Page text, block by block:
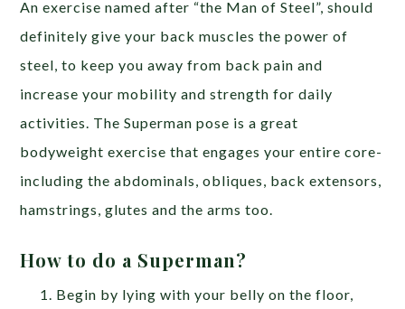
An exercise named after “the Man of Steel”, should
definitely give your back muscles the power of
steel, to keep you away from back pain and
increase your mobility and strength for daily
activities. The Superman pose is a great
bodyweight exercise that engages your entire core-
including the abdominals, obliques, back extensors,
hamstrings, glutes and the arms too.
How to do a Superman?
Begin by lying with your belly on the floor,